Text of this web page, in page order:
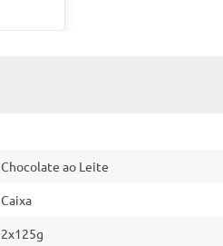
Chocolate ao Leite
Caixa
2x125g